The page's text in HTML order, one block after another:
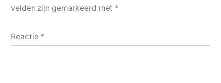
velden zijn gemarkeerd met *
Reactie *